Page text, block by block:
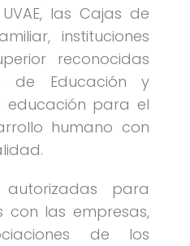
las Cajas de
instituciones
reconocidas
de Educación y
educación para el
humano con
para
con las empresas,
de los